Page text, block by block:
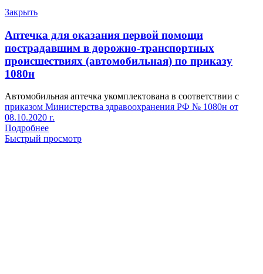
Закрыть
Аптечка для оказания первой помощи
пострадавшим в дорожно-транспортных
происшествиях (автомобильная) по приказу
1080н
Автомобильная аптечка укомплектована в соответствии с
приказом Министерства здравоохранения РФ № 1080н от
08.10.2020 г.
Подробнее
Быстрый просмотр